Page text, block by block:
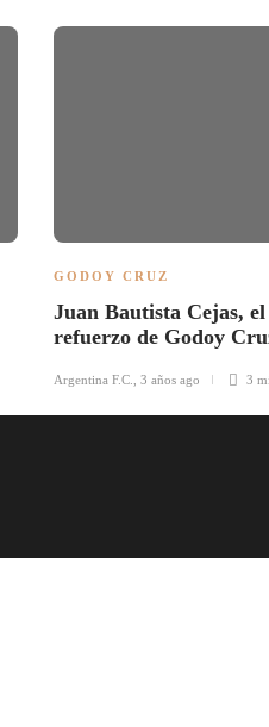
GODOY CRUZ
Juan Bautista Cejas,
refuerzo de Godoy
Argentina F.C. 3 años ago 3